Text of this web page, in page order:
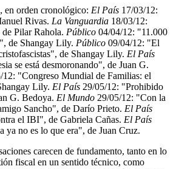
en orden cronológico: El País 17/03/12:
Rivas. La Vanguardia 18/03/12:
Pilar Rahola. Público 04/04/12: "11.000
de Shangay Lily. Público 09/04/12: "El
de Shangay Lily. El País
se está desmoronando", de Juan G.
12: "Congreso Mundial de Familias: el
Lily. El País 29/05/12: "Prohibido
G. Bedoya. El Mundo 29/05/12: "Con la
Sancho", de Darío Prieto. El País
el IBI", de Gabriela Cañas. El País
ya no es lo que era", de Juan Cruz.
carecen de fundamento, tanto en lo
fiscal en un sentido técnico, como